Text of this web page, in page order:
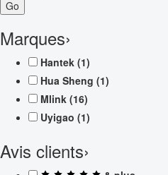
Go
Marques›
Hantek (1)
Hua Sheng (1)
Mlink (16)
Uyigao (1)
Avis clients›